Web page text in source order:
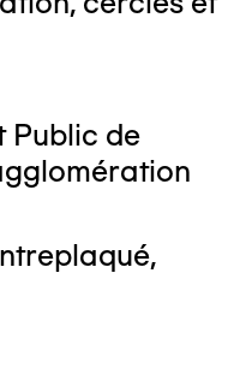
Public de